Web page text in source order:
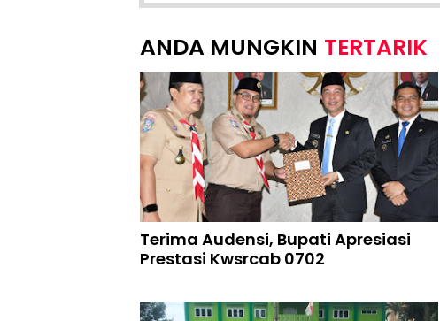
TERTARIK
Terima Audensi, Bupati Apresiasi
Prestasi Kwsrcab 0702